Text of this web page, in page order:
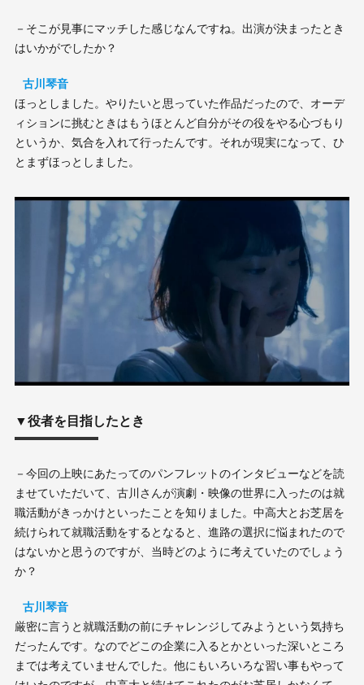
－そこが見事にマッチした感じなんですね。出演が決まったとき
はいかがでしたか？
古川琴音
ほっとしました。やりたいと思っていた作品だったので、オーデ
ィションに挑むときはもうほとんど自分がその役をやる心づもり
というか、気合を入れて行ったんです。それが現実になって、ひ
とまずほっとしました。
▼役者を目指したとき
－今回の上映にあたってのパンフレットのインタビューなどを読
ませていただいて、古川さんが演劇・映像の世界に入ったのは就
職活動がきっかけといったことを知りました。中高大とお芝居を
続けられて就職活動をするとなると、進路の選択に悩まれたので
はないかと思うのですが、当時どのように考えていたのでしょう
か？
古川琴音
厳密に言うと就職活動の前にチャレンジしてみようという気持ち
だったんです。なのでどこの企業に入るとかといった深いところ
までは考えていませんでした。他にもいろいろな習い事もやって